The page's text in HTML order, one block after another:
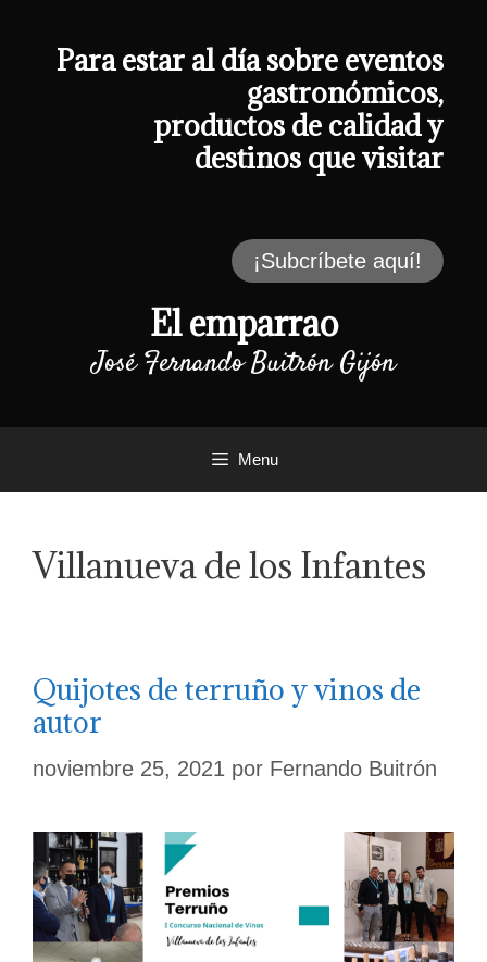
contenidoPara estar al día sobre eventos
gastronómicos,
productos de calidad y
destinos que visitar
¡Subcríbete aquí!
El emparrao
José Fernando Buitrón Gijón
Menu
Villanueva de los Infantes
Quijotes de terruño y vinos de
autor
noviembre 25, 2021 por Fernando Buitrón